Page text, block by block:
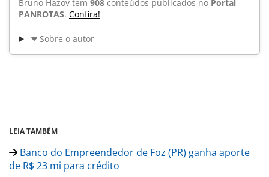
Bruno Hazov tem 908 conteúdos publicados no Portal
PANROTAS. Confira!
Sobre o autor
LEIA TAMBÉM
Banco do Empreendedor de Foz (PR) ganha aporte
de R$ 23 mi para crédito